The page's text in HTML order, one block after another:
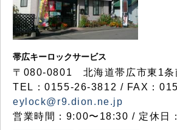
帯広キーロックサービス
〒080-0801 北海道帯広市東1条
TEL：0155-26-3812 / FAX：
eylock@r9.dion.ne.jp
営業時間：9:00〜18:30 / 定休日